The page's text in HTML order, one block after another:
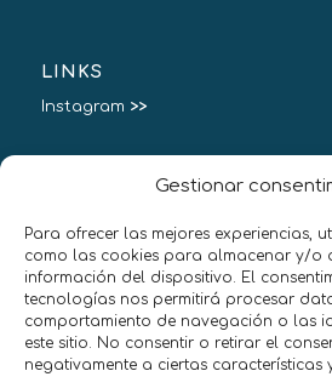
Gestionar
Para ofrecer las mejores experiencias,
como las cookies para almacenar y/o
información del dispositivo. El
tecnologías nos permitirá procesar
comportamiento de navegación o las
este sitio. No consentir o retirar el
negativamente a ciertas características
LINKS
Instagram >>
HERE I AM:
Poetree
17143 Jafre,
Girona, Spain
(34) 672166070